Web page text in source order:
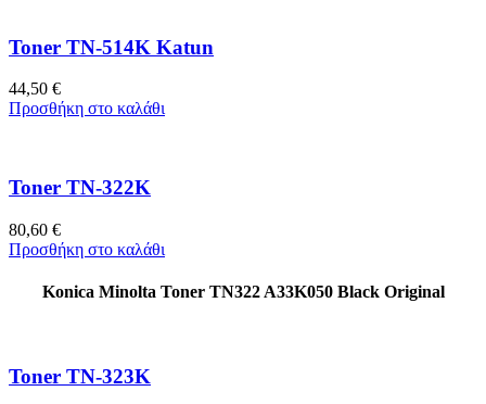
Toner TN-514K Katun
44,50 €
Προσθήκη στο καλάθι
Toner TN-322K
80,60 €
Προσθήκη στο καλάθι
Konica Minolta Toner TN322 A33K050 Black Original
Toner TN-323K